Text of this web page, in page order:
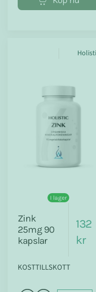
I lager
Zink
25mg 90
kapslar
132
kr
KOSTTILLSKOTT